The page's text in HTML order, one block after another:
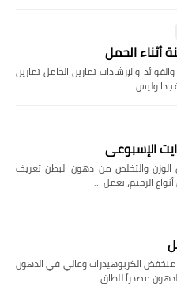
أثناء الحمل
والإرشادات تمارين الحامل تمارين
جدا وليس…
الإسبوعى
الوزن والتخلص من دهون البطن تعريف
الرجيم، يعمل …
الكربوهيدرات وعالي في الدهون
مصدراً للطاق…